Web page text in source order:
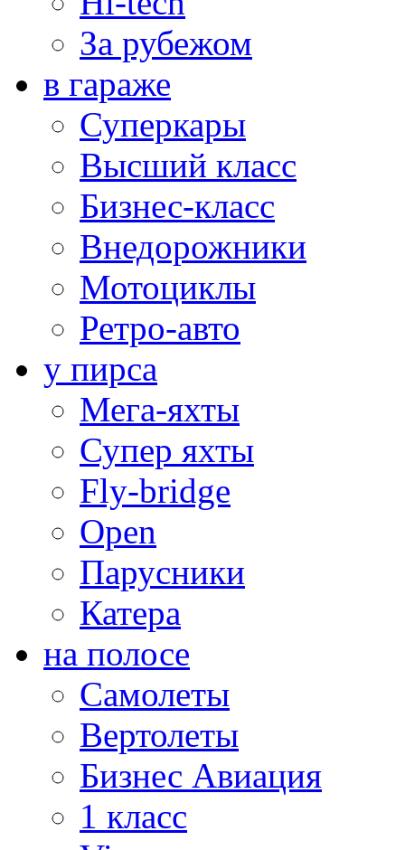
За рубежом
в гараже
Суперкары
Высший класс
Бизнес-класс
Внедорожники
Мотоциклы
Ретро-авто
у пирса
Мега-яхты
Супер яхты
Fly-bridge
Open
Парусники
Катера
на полосе
Самолеты
Вертолеты
Бизнес Авиация
1 класс